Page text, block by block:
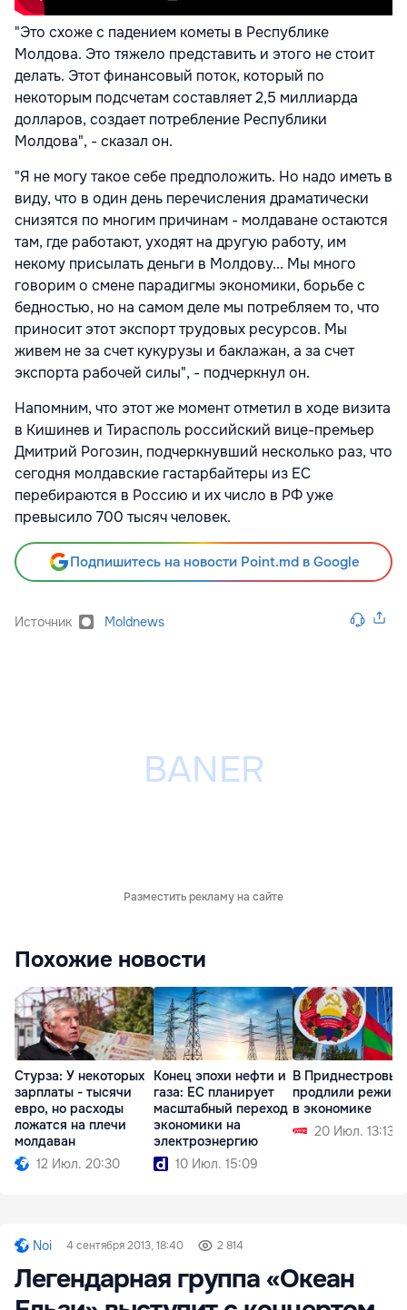
"Это схоже с падением кометы в Республике
Молдова. Это тяжело представить и этого не стоит
делать. Этот финансовый поток, который по
некоторым подсчетам составляет 2,5 миллиарда
долларов, создает потребление Республики
Молдова", - сказал он.
"Я не могу такое себе предположить. Но надо иметь в
виду, что в один день перечисления драматически
снизятся по многим причинам - молдаване остаются
там, где работают, уходят на другую работу, им
некому присылать деньги в Молдову... Мы много
говорим о смене парадигмы экономики, борьбе с
бедностью, но на самом деле мы потребляем то, что
приносит этот экспорт трудовых ресурсов. Мы
живем не за счет кукурузы и баклажан, а за счет
экспорта рабочей силы", - подчеркнул он.
Напомним, что этот же момент отметил в ходе визита
в Кишинев и Тирасполь российский вице-премьер
Дмитрий Рогозин, подчеркнувший несколько раз, что
сегодня молдавские гастарбайтеры из ЕС
перебираются в Россию и их число в РФ уже
превысило 700 тысяч человек.
Подпишитесь на новости Point.md в Google
Источник Moldnews
Разместить рекламу на сайте
Похожие новости
Стурза: У некоторых
зарплаты - тысячи
евро, но расходы
ложатся на плечи
молдаван
12 Июл. 20:30
Конец эпохи нефти и
газа: ЕС планирует
масштабный переход
экономики на
электроэнергию
10 Июл. 15:09
В Приднестровье
продлили режим
в экономике
20 Июл. 13:13
Noi 4 сентября 2013, 18:40 2 814
Легендарная группа «Океан